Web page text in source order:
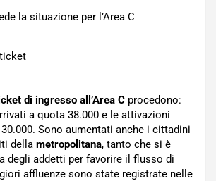
la situazione per l’Area C
di ingresso all’Area C procedono:
a quota 38.000 e le attivazioni
Sono aumentati anche i cittadini
della metropolitana, tanto che si è
degli addetti per favorire il flusso di
affluenze sono state registrate nelle